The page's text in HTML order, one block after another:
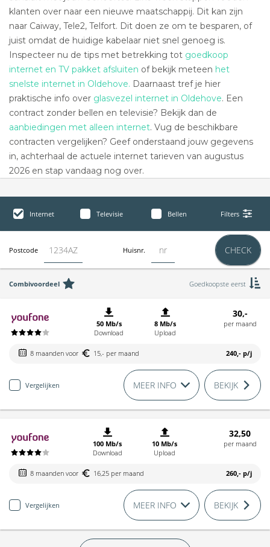
klanten over naar een nieuwe maatschappij. Dit kan zijn
naar Caiway, Tele2, Telfort. Dit doen ze om te besparen, of
juist omdat de huidige kabelaar niet snel genoeg is.
Inspecteer nu de tips met betrekking tot goedkoop
internet en TV pakket afsluiten of bekijk meteen het
snelste internet in Oldehove. Daarnaast tref je hier
praktische info over glasvezel internet in Oldehove. Een
contract zonder bellen en televisie? Bekijk dan de
aanbiedingen met alleen internet. Vug de beschikbare
contracten vergelijken? Geef onderstaand jouw gegevens
in, achterhaal de actuele internet tarieven van augustus
2026 en stap vandaag nog over.
Internet Televisie Bellen Filters
Postcode Huisnr. CHECK
Combivoordeel Goedkoopste eerst
50 Mb/s
Download
8 Mb/s
Upload
30,-
per maand
8 maanden voor 15,- per maand 240,- p/j
Vergelijken MEER INFO BEKIJK
100 Mb/s
Download
10 Mb/s
Upload
32,50
per maand
8 maanden voor 16,25 per maand 260,- p/j
Vergelijken MEER INFO BEKIJK